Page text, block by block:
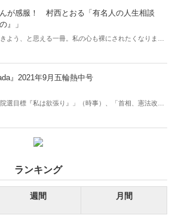
が感服！ 村西とおる「有名人の人生相談
』」
きよう、と思える一冊。私の心も裸にされたくなりまし
る方がもうひとり。作家の林真理子さんです。「私はつ
しまった」。その理由とは？
』2021年9月五輪熱中号
院選目標『私は欲張り』」（時事）、「首相、憲法改正
”」（NHK）など、菅義偉総理が国民の疑問と不安にすべ
占インタビュー」が早くも各メディアで話題に！総力大
「激突大討論！稲田朋美×小川榮太郎」、「朝日新聞崩
ど9月号も読みどころが満載！読みたいニュース、知
がここにある！
ランキング
週間 月間